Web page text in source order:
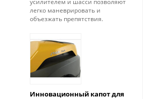
легко маневрировать и
объезжать препятствия.
Инновационный капот для